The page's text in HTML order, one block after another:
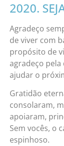
2020.
Agradeço
de viver com
propósito de
agradeço
ajudar o
Gratidão
consolaram,
apoiaram,
Sem vocês, o
espinhoso.